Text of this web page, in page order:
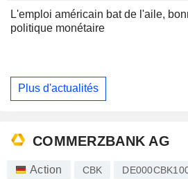
L'emploi américain bat de l'aile,
politique monétaire
Plus d'actualités
COMMERZBANK AG
Action CBK